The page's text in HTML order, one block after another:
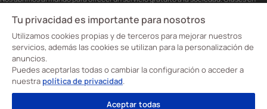
eventos, masterclass y recursos para estudiantes…
Utiliza esta plataforma para tu formación ya seas opositor o estés formándote
para conseguir o mejorar tu empleo.
Te invitamos a conocer nuestro contenido a la carta para ver cuándo y dónde
quieras.
Davante Play. #FormaciónEnAbierto
Oposiciones
Tu privacidad es importante para nosotros
Utilizamos cookies propias y de terceros para mejorar nuestros
servicios, además las cookies se utilizan para la personalización de
anuncios.
Puedes aceptarlas todas o cambiar la configuración o acceder a
nuestra política de privacidad.
Aceptar todas